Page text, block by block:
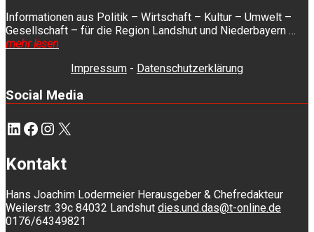
Informationen aus Politik – Wirtschaft – Kultur – Umwelt –
Gesellschaft – für die Region Landshut und Niederbayern …
mehr lesen
Impressum - Datenschutzerklärung
Social Media
LinkedIn
Facebook
Instagram
X
Kontakt
Hans Joachim Lodermeier Herausgeber & Chefredakteur
Weilerstr. 39c 84032 Landshut dies.und.das@t-online.de
0176/64349821